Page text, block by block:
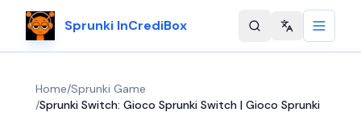
Sprunki InCrediBox Change
Home/Sprunki Game
/Sprunki Switch: Gioco Sprunki Switch | Gioco Sprunki